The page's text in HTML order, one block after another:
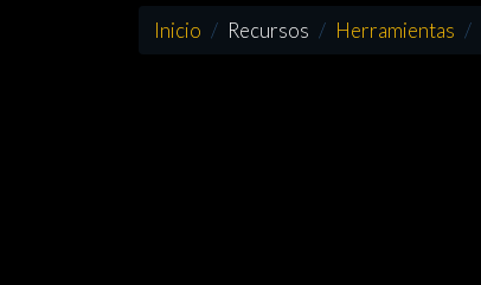
Inicio Recursos Herramientas